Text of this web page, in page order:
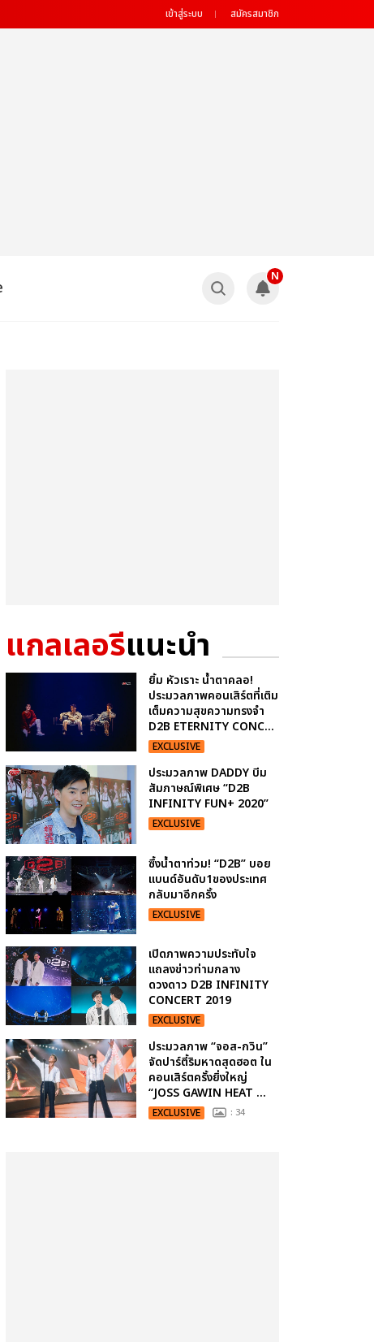
เข้าสู่ระบบ สมัครสมาชิก
N
แกลเลอรีแนะนำ
ยิ้ม หัวเราะ น้ำตาคลอ!
ประมวลภาพคอนเสิร์ตที่เติม
เต็มความสุขความทรงจำ
D2B ETERNITY CONC...
EXCLUSIVE
ประมวลภาพ DADDY บีม
สัมภาษณ์พิเศษ “D2B
INFINITY FUN+ 2020”
EXCLUSIVE
ซึ้งน้ำตาท่วม! “D2B” บอย
แบนด์อันดับ1ของประเทศ
กลับมาอีกครั้ง
EXCLUSIVE
เปิดภาพความประทับใจ
แถลงข่าวท่ามกลาง
ดวงดาว D2B INFINITY
CONCERT 2019
EXCLUSIVE
ประมวลภาพ “จอส-กวิน”
จัดปาร์ตี้ริมหาดสุดฮอต ใน
คอนเสิร์ตครั้งยิ่งใหญ่
“JOSS GAWIN HEAT ...
EXCLUSIVE : 34